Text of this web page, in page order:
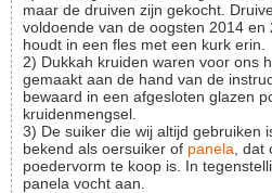
maar de druiven zijn gekocht.
voldoende van de oogsten 2014 en
houdt in een fles met een kurk erin.
2) Dukkah kruiden waren voor ons
gemaakt aan de hand van de
bewaard in een afgesloten glazen
kruidenmengsel.
3) De suiker die wij altijd gebruiken
bekend als oersuiker of panela ,
poedervorm te koop is. In
panela vocht aan.